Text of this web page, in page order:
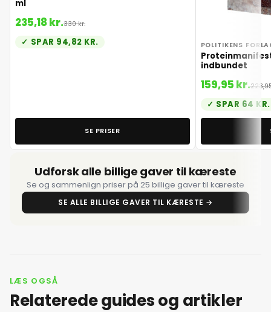
2. juli 2026
5. juli 2026
6. juli 2026
7. juli 2026
9. juli 2026
ml
235,18 kr.330 kr.
SPAR 94,82 KR.
SE PRISER
POLITIKENS
indbundet
159,95 kr.
SPAR 64 KR.
Udforsk alle billige gaver til kæreste
Se og sammenlign priser på 25 billige gaver til kæreste
SE ALLE BILLIGE GAVER TIL KÆRESTE →
LÆS OGSÅ
Relaterede guides og artikler